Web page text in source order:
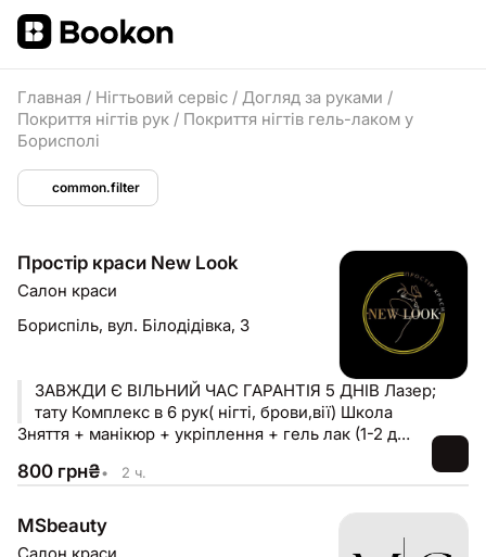
Главная / Нігтьовий сервіс / Догляд за руками /
Покриття нігтів рук / Покриття нігтів гель-лаком у
Борисполі
common.filter
Простір краси New Look
Салон краси
Бориспіль, вул. Білодідівка, 3
ЗАВЖДИ Є ВІЛЬНИЙ ЧАС ГАРАНТІЯ 5 ДНІВ Лазер;
тату Комплекс в 6 рук( нігті, брови,вії) Школа
Зняття + манікюр + укріплення + гель лак (1-2 довжина)
800 грн₴• 2 ч.
MSbeauty